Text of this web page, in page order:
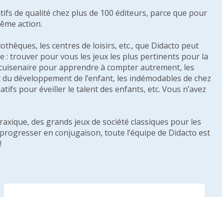
de qualité chez plus de 100 éditeurs, parce que pour
action.
les centres de loisirs, etc., que Didacto peut
: trouver pour vous les jeux les plus pertinents pour la
pour apprendre à compter autrement, les
développement de l’enfant, les indémodables de chez
pour éveiller le talent des enfants, etc. Vous n’avez
des grands jeux de société classiques pour les
en conjugaison, toute l’équipe de Didacto est